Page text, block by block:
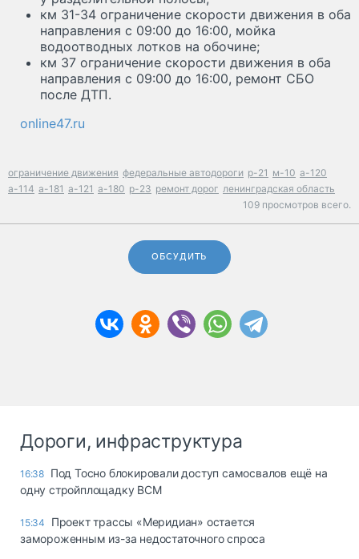
км 31-34 ограничение скорости движения в оба
направления с 09:00 до 16:00, мойка
водоотводных лотков на обочине;
км 37 ограничение скорости движения в оба
направления с 09:00 до 16:00, ремонт СБО
после ДТП.
online47.ru
ограничение движения федеральные автодороги р-21 м-10 а-120
а-114 а-181 а-121 а-180 р-23 ремонт дорог ленинградская область
109 просмотров всего.
ОБСУДИТЬ
Дороги, инфраструктура
16:38 Под Тосно блокировали доступ самосвалов ещё на
одну стройплощадку ВСМ
15:34
Проект трассы «Меридиан» остается
замороженным из-за недостаточного спроса